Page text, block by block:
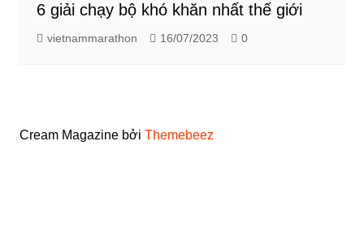
6 giải chạy bộ khó khăn nhất thế giới
vietnammarathon 16/07/2023 0
Cream Magazine bởi Themebeez